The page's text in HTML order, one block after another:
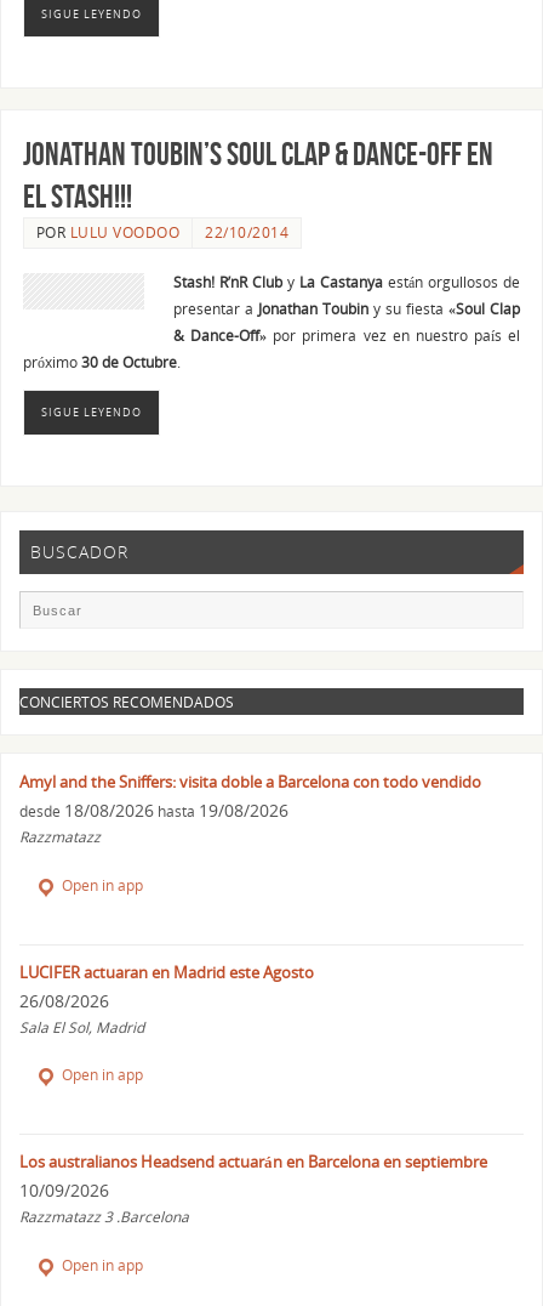
SIGUE LEYENDO
JONATHAN TOUBIN’S SOUL CLAP & DANCE-OFF en
el STASH!!!
POR LULU VOODOO 22/10/2014
Stash! R’nR Cluby La Castanya están orgullosos de
presentar a Jonathan Toubiny su fiesta«Soul Clap
& Dance-Off»por primera vez en nuestro país el
próximo30 de Octubre.
SIGUE LEYENDO
BUSCADOR
CONCIERTOS RECOMENDADOS
Amyl and the Sniffers: visita doble a Barcelona con todo vendido
desde 18/08/2026 hasta 19/08/2026
Razzmatazz
Open in app
LUCIFER actuaran en Madrid este Agosto
26/08/2026
Sala El Sol, Madrid
Open in app
Los australianos Headsend actuarán en Barcelona en septiembre
10/09/2026
Razzmatazz 3 .Barcelona
Open in app